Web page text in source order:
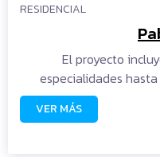
RESIDENCIAL
El proyecto
especialidades
VER MÁS